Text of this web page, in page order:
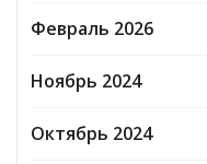
Февраль 2026
Ноябрь 2024
Октябрь 2024